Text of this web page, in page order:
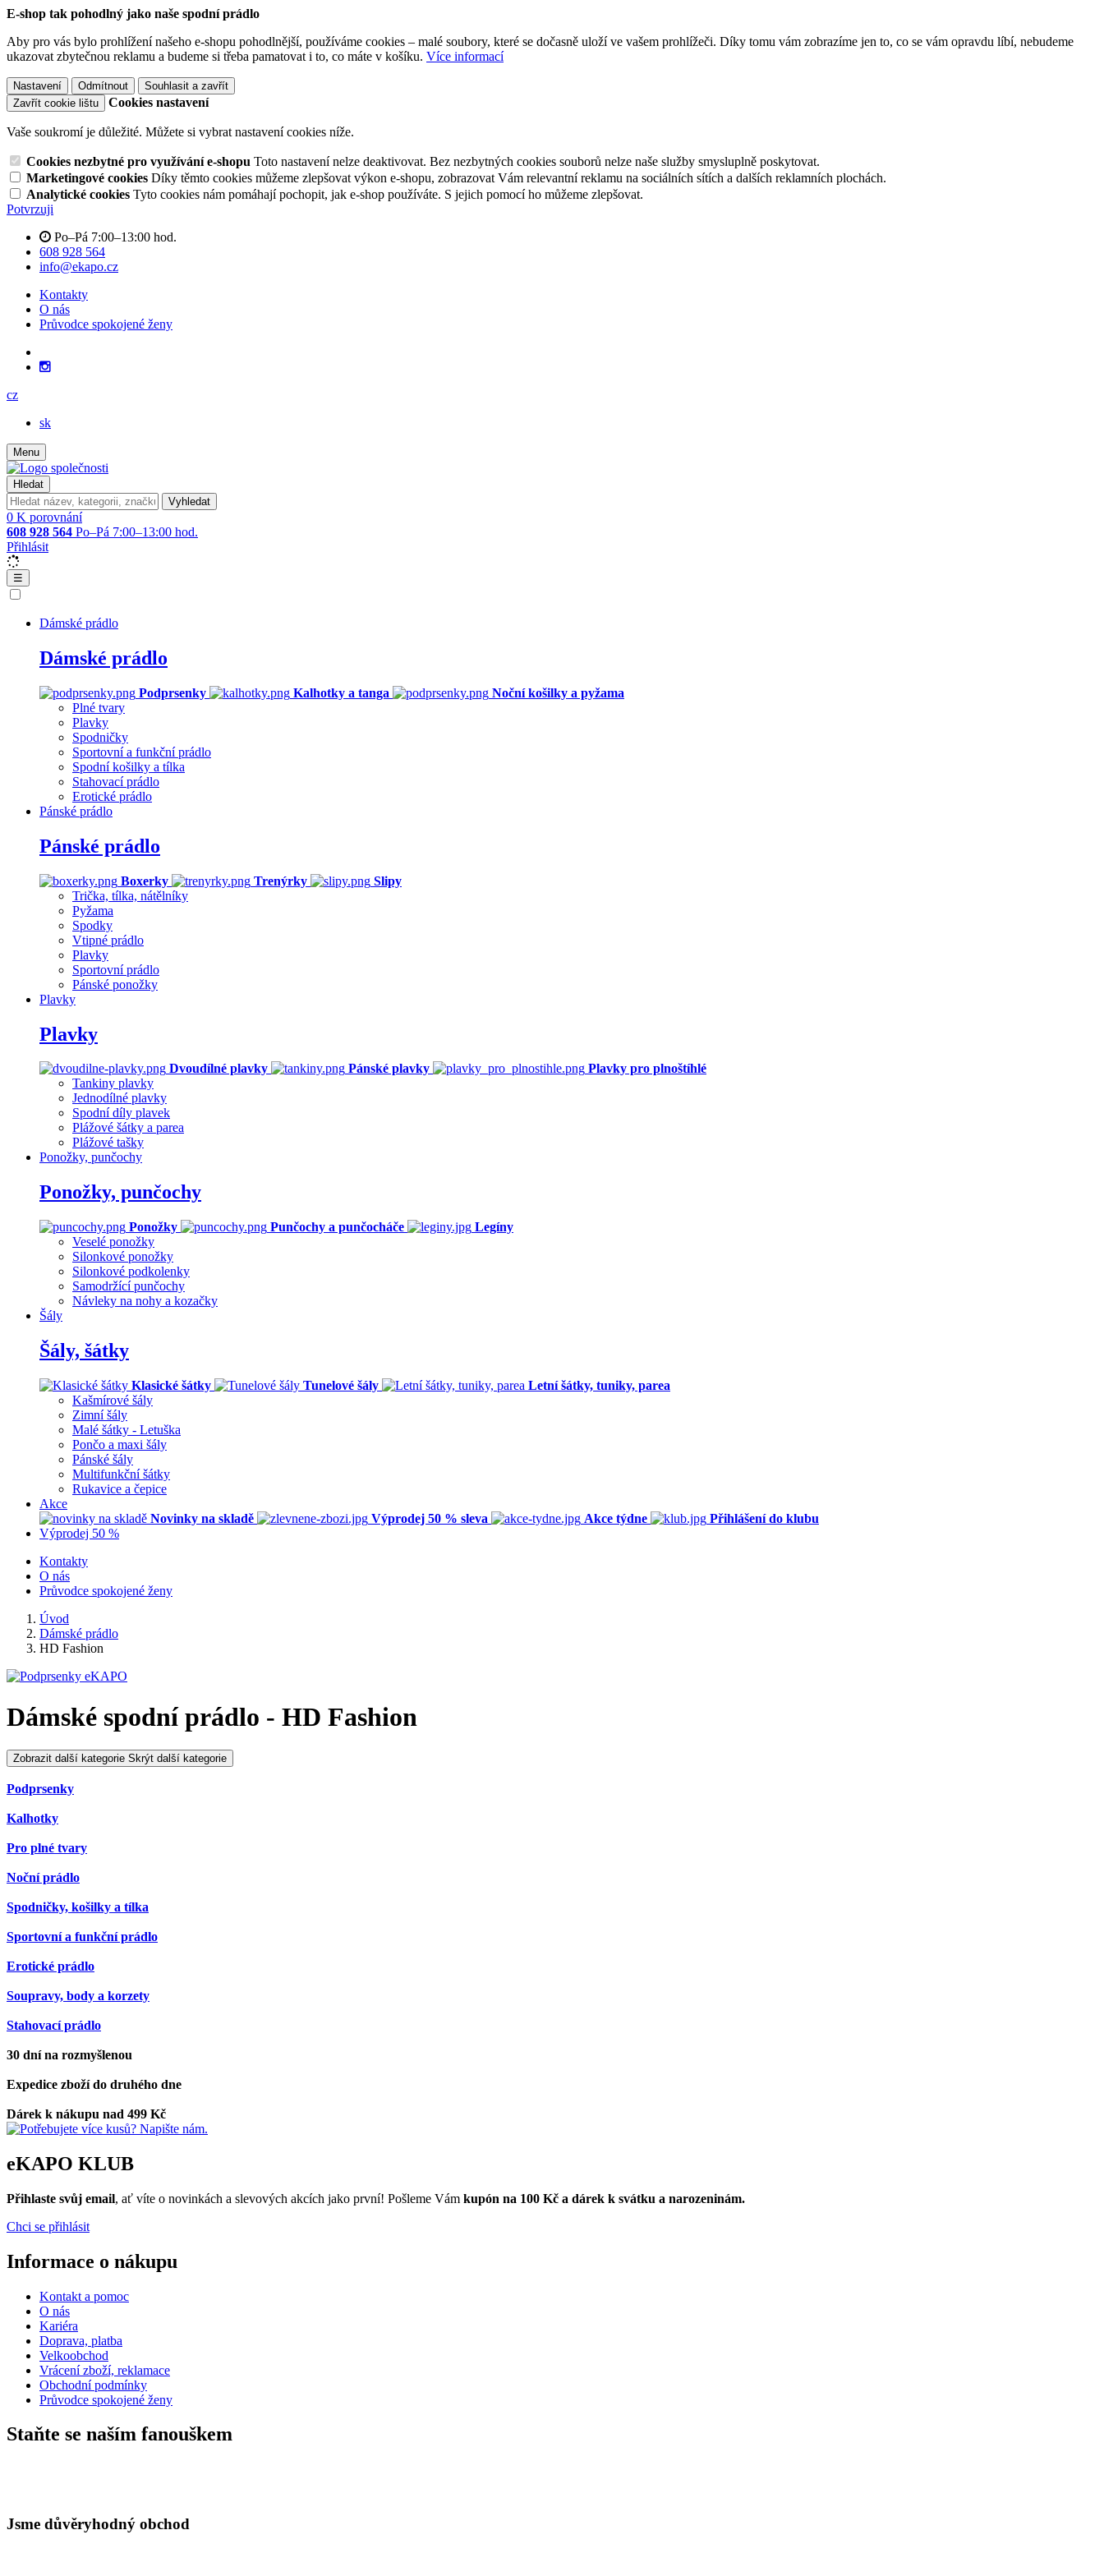
E-shop tak pohodlný jako naše spodní prádlo
Aby pro vás bylo prohlížení našeho e-shopu pohodlnější, používáme cookies – malé soubory, které se dočasně uloží ve vašem prohlížeči. Díky tomu vám zobrazíme jen to, co se vám opravdu líbí, nebudeme
ukazovat zbytečnou reklamu a budeme si třeba pamatovat i to, co máte v košíku. Více informací
Nastavení Odmítnout
Souhlasit a zavřít
Zavřít cookie lištu
Cookies nastavení
Vaše soukromí je důležité. Můžete si vybrat nastavení cookies níže.
Cookies nezbytné pro využívání e-shopu Toto nastavení nelze deaktivovat. Bez nezbytných cookies souborů nelze naše služby smysluplně poskytovat.
Marketingové cookies Díky těmto cookies můžeme zlepšovat výkon e-shopu, zobrazovat Vám relevantní reklamu na sociálních sítích a dalších reklamních plochách.
Analytické cookies Tyto cookies nám pomáhají pochopit, jak e-shop používáte. S jejich pomocí ho můžeme zlepšovat.
Potvrzuji
Po–Pá 7:00–13:00 hod.
608 928 564
info@ekapo.cz
Kontakty
O nás
Průvodce spokojené ženy
cz
sk
Menu
Hledat
Vyhledat
0 K porovnání
608 928 564 Po–Pá 7:00–13:00 hod.
Přihlásit
☰
Dámské prádlo
Dámské prádlo
Podprsenky Kalhotky a tanga
Noční košilky a pyžama
Plné tvary
Plavky
Spodničky
Sportovní a funkční prádlo
Spodní košilky a tílka
Stahovací prádlo
Erotické prádlo
Pánské prádlo
Pánské prádlo
Boxerky Trenýrky
Slipy
Trička, tílka, nátělníky
Pyžama
Spodky
Vtipné prádlo
Plavky
Sportovní prádlo
Pánské ponožky
Plavky
Plavky
Dvoudílné plavky Pánské plavky
Plavky pro plnoštíhlé
Tankiny plavky
Jednodílné plavky
Spodní díly plavek
Plážové šátky a parea
Plážové tašky
Ponožky, punčochy
Ponožky, punčochy
Ponožky Punčochy a punčocháče
Legíny
Veselé ponožky
Silonkové ponožky
Silonkové podkolenky
Samodržící punčochy
Návleky na nohy a kozačky
Šály
Šály, šátky
Klasické šátky Tunelové šály
Letní šátky, tuniky, parea
Kašmírové šály
Zimní šály
Malé šátky - Letuška
Pončo a maxi šály
Pánské šály
Multifunkční šátky
Rukavice a čepice
Akce
Novinky na skladě
Výprodej 50 % sleva Akce týdne
Přihlášení do klubu
Výprodej 50 %
Kontakty
O nás
Průvodce spokojené ženy
Úvod
Dámské prádlo
HD Fashion
Dámské spodní prádlo - HD Fashion
Zobrazit další kategorie Skrýt další kategorie
Podprsenky
Kalhotky
Pro plné tvary
Noční prádlo
Spodničky, košilky a tílka
Sportovní a funkční prádlo
Erotické prádlo
Soupravy, body a korzety
Stahovací prádlo
30 dní na rozmyšlenou
Expedice zboží do druhého dne
Dárek k nákupu nad 499 Kč
eKAPO KLUB
Přihlaste svůj email, ať víte o novinkách a slevových akcích jako první! Pošleme Vám kupón na 100 Kč a dárek k svátku a narozeninám.
Chci se přihlásit
Informace o nákupu
Kontakt a pomoc
O nás
Kariéra
Doprava, platba
Velkoobchod
Vrácení zboží, reklamace
Obchodní podmínky
Průvodce spokojené ženy
Staňte se naším fanouškem
Jsme důvěryhodný obchod